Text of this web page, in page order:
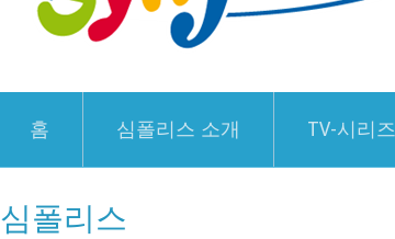
홈 심폴리스 소개 TV-시리즈
심폴리스